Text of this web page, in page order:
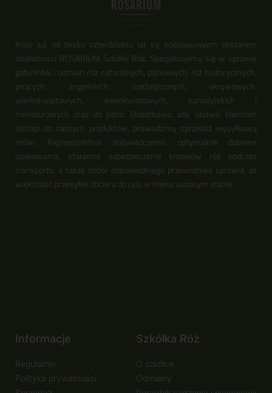
Róże już od blisko czterdziestu lat są podstawowym obszarem
działalności ROSARIUM Szkółki Róż. Specjalizujemy się w uprawie
gatunków i odmian róż naturalnych, parkowych, róż historycznych,
pnących, angielskich, nostalgicznych, okrywowych,
wielkokwiatowych, wielokwiatowych, kanadyjskich i
miniaturowych oraz do patio. Dodatkowo, aby ułatwić klientom
dostęp do naszych produktów, prowadzimy sprzedaż wysyłkową
roślin. Piętnastoletnie doświadczenie, optymalnie dobrane
opakowania, staranne zabezpieczenie krzewów róż podczas
transportu, a także dobór odpowiedniego przewoźnika sprawia, że
większość przesyłek dociera do celu w nienaruszonym stanie.
Informacje
Regulamin
Polityka prywatności
Szkółka Róż
O szkółce
Odmiany